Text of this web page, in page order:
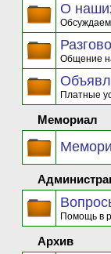
О
Общение
Платные
Мемориал
Помощь в
Архив